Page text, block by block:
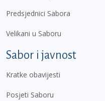
Predsjednici Sabora
Velikani u Saboru
Sabor i javnost
Kratke obavijesti
Posjeti Saboru